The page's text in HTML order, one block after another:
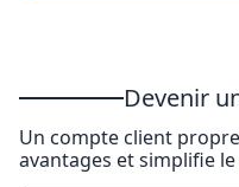
Devenir
Un compte client
avantages et simplifie